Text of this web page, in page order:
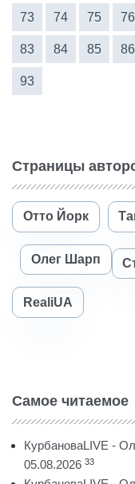
73 74 75 76
83 84 85 86
93
Страницы
Отто Йорк
Олег Шарп
RealiUA
Самое читаемое
КурбановаLIVE -
05.08.2026 33